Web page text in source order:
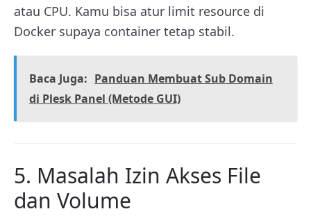
atau CPU. Kamu bisa atur limit resource di
Docker supaya container tetap stabil.
Baca Juga: Panduan Membuat Sub Domain
di Plesk Panel (Metode GUI)
5. Masalah Izin Akses File
dan Volume